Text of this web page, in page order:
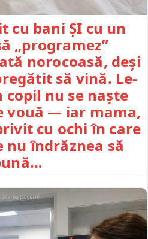
cu bani ȘI cu un
„programez”
norocoasă, deși
să vină. Le-
copil nu se naște
vouă — iar mama,
cu ochi în care
îndrăznea să